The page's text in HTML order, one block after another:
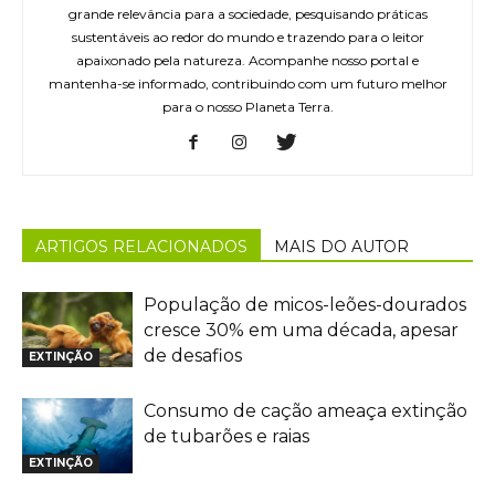
grande relevância para a sociedade, pesquisando práticas
sustentáveis ao redor do mundo e trazendo para o leitor
apaixonado pela natureza. Acompanhe nosso portal e
mantenha-se informado, contribuindo com um futuro melhor
para o nosso Planeta Terra.
ARTIGOS RELACIONADOS MAIS DO AUTOR
EXTINÇÃO
População de micos-leões-dourados
cresce 30% em uma década, apesar
de desafios
EXTINÇÃO
Consumo de cação ameaça extinção
de tubarões e raias